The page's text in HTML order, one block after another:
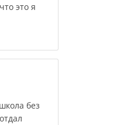
это я
без